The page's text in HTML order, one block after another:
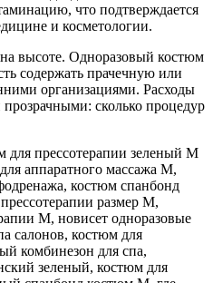
что подтверждается
и косметологии.
высоте. Одноразовый костюм
содержать прачечную или
организациями. Расходы
сколько процедур
прессотерапии зеленый M
аппаратного массажа M,
костюм спанбонд
размер М,
M, новисет одноразовые
салонов, костюм для
комбинезон для спа,
зеленый, костюм для